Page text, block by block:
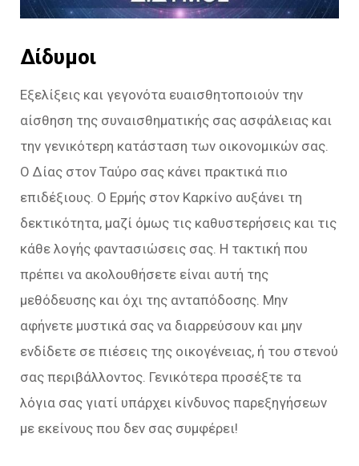
Δίδυμοι
Εξελίξεις και γεγονότα ευαισθητοποιούν την
αίσθηση της συναισθηματικής σας ασφάλειας και
την γενικότερη κατάσταση των οικονομικών σας.
Ο Δίας στον Ταύρο σας κάνει πρακτικά πιο
επιδέξιους. Ο Ερμής στον Καρκίνο αυξάνει τη
δεκτικότητα, μαζί όμως τις καθυστερήσεις και τις
κάθε λογής φαντασιώσεις σας. Η τακτική που
πρέπει να ακολουθήσετε είναι αυτή της
μεθόδευσης και όχι της ανταπόδοσης. Μην
αφήνετε μυστικά σας να διαρρεύσουν και μην
ενδίδετε σε πιέσεις της οικογένειας, ή του στενού
σας περιβάλλοντος. Γενικότερα προσέξτε τα
λόγια σας γιατί υπάρχει κίνδυνος παρεξηγήσεων
με εκείνους που δεν σας συμφέρει!